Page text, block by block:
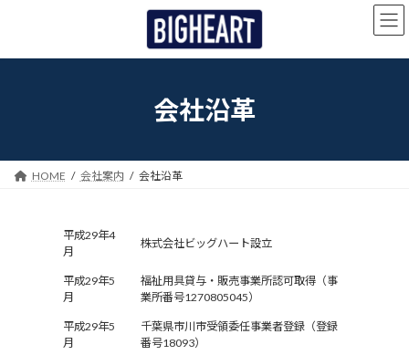
ン
ー
会社沿革
HOME 会社案内 会社沿革
平成29年4
月
株式会社ビッグハート設立
平成29年5
月
福祉用具貸与・販売事業所認可取得（事
業所番号1270805045）
平成29年5
月
千葉県市川市受領委任事業者登録（登録
番号18093）